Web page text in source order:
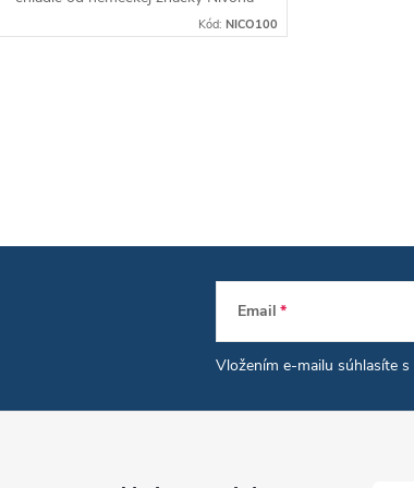
je ideálny pre štandardné 1 litrové
Kód:NICO100
Email
Vložením e-mailu súhlasíte s